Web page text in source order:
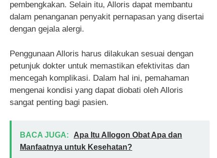
pembengkakan. Selain itu, Alloris dapat membantu
dalam penanganan penyakit pernapasan yang disertai
dengan gejala alergi.
Penggunaan Alloris harus dilakukan sesuai dengan
petunjuk dokter untuk memastikan efektivitas dan
mencegah komplikasi. Dalam hal ini, pemahaman
mengenai kondisi yang dapat diobati oleh Alloris
sangat penting bagi pasien.
BACA JUGA:
Apa Itu Allogon Obat Apa dan
Manfaatnya untuk Kesehatan?